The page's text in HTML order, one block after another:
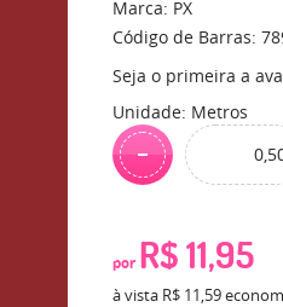
Marca: PX
Código de Barras:
Seja o primeira a
Unidade: Metros
por R$ 11,95
à vista R$ 11,59